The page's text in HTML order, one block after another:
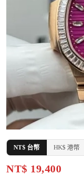
NT$ 台幣 HK$ 港幣
NT$ 19,400